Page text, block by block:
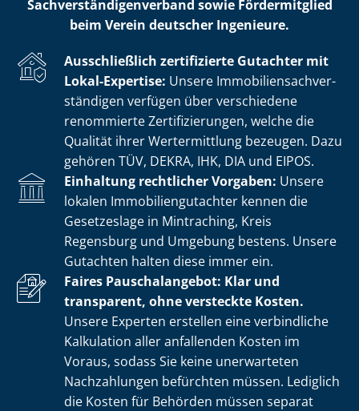
Sach­ver­stän­di­gen­ver­band sowie Fördermitglied
beim Verein deutscher Ingenieure.
Ausschließlich zertifizierte Gutachter mit
Lokal-Expertise: Unsere Im­mo­bi­li­en­sach­ver­
stän­di­gen verfügen über verschiedene
renommierte Zer­ti­fi­zie­run­gen, welche die
Qualität ihrer Wertermittlung bezeugen. Dazu
gehören TÜV, DEKRA, IHK, DIA und EIPOS.
Einhaltung rechtlicher Vorgaben: Unsere
lokalen Im­mo­bi­li­en­gut­ach­ter kennen die
Gesetzeslage in Mintraching, Kreis
Regensburg und Umgebung bestens. Unsere
Gutachten halten diese immer ein.
Faires Pauschalangebot: Klar und
transparent, ohne versteckte Kosten.
Unsere Experten erstellen eine verbindliche
Kalkulation aller anfallenden Kosten im
Voraus, sodass Sie keine unerwarteten
Nachzahlungen befürchten müssen. Lediglich
die Kosten für Behörden müssen separat